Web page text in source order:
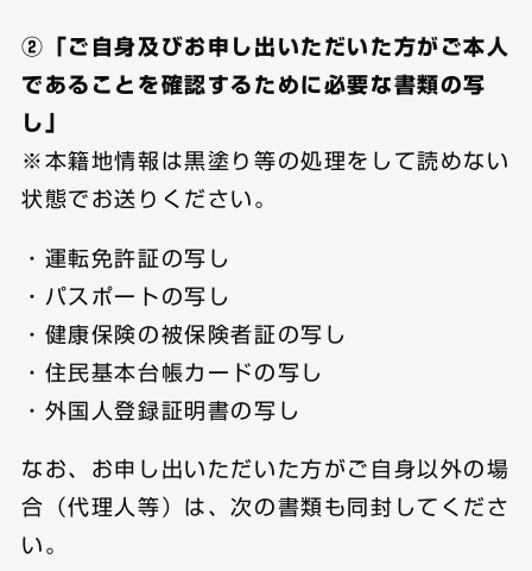
②「ご自身及びお申し出いただいた方がご本人
であることを確認するために必要な書類の写
し」
※本籍地情報は黒塗り等の処理をして読めない
状態でお送りください。
・運転免許証の写し
・パスポートの写し
・健康保険の被保険者証の写し
・住民基本台帳カードの写し
・外国人登録証明書の写し
なお、お申し出いただいた方がご自身以外の場
合（代理人等）は、次の書類も同封してくださ
い。